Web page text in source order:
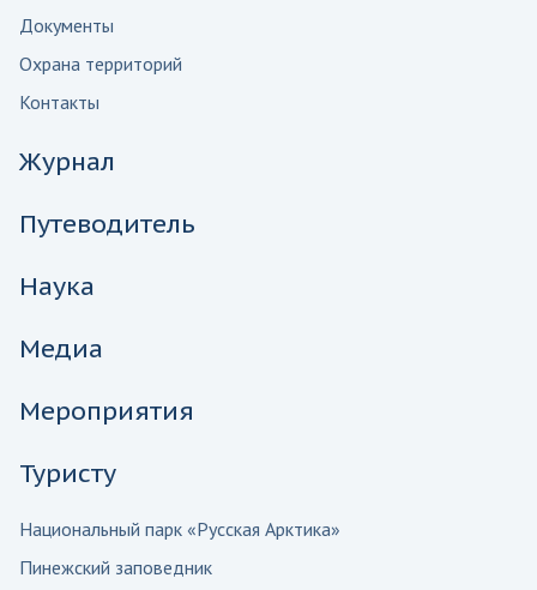
Документы
Охрана территорий
Контакты
Журнал
Путеводитель
Наука
Медиа
Мероприятия
Туристу
Национальный парк «Русская Арктика»
Пинежский заповедник